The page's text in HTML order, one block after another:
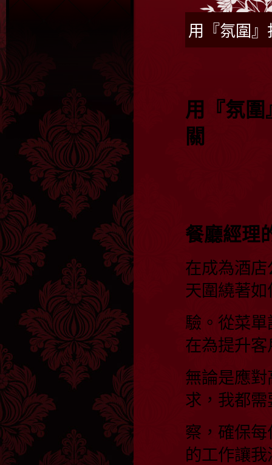
用『氛圍
用『氛
關
餐廳經理
在成為酒
天圍繞著
驗。從菜
在為提升
無論是應
求，我都
察，確保
的工作讓